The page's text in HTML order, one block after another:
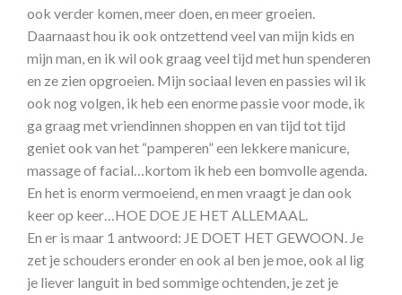
ook verder komen, meer doen, en meer groeien.
Daarnaast hou ik ook ontzettend veel van mijn kids en
mijn man, en ik wil ook graag veel tijd met hun spenderen
en ze zien opgroeien. Mijn sociaal leven en passies wil ik
ook nog volgen, ik heb een enorme passie voor mode, ik
ga graag met vriendinnen shoppen en van tijd tot tijd
geniet ook van het “pamperen” een lekkere manicure,
massage of facial…kortom ik heb een bomvolle agenda.
En het is enorm vermoeiend, en men vraagt je dan ook
keer op keer…HOE DOE JE HET ALLEMAAL.
En er is maar 1 antwoord: JE DOET HET GEWOON. Je
zet je schouders eronder en ook al ben je moe, ook al lig
je liever languit in bed sommige ochtenden, je zet je